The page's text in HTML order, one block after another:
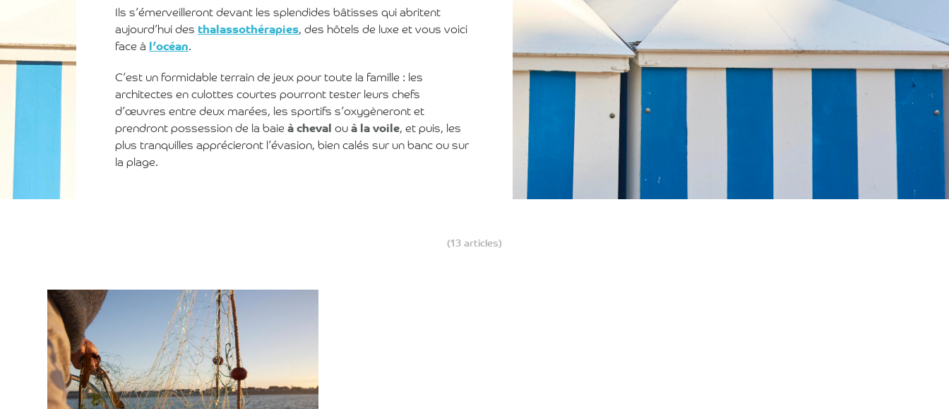
Ils s’émerveilleront devant les splendides bâtisses qui abritent
aujourd’hui desthalassothérapies, des hôtels de luxe et vous voici
face à l’océan.
C’est un formidable terrain de jeux pour toute la famille : les
architectes en culottes courtes pourront tester leurs chefs
d’œuvres entre deux marées, les sportifs s’oxygèneront et
prendront possession de la baieà chevalouà la voile, et puis, les
plus tranquilles apprécieront l’évasion, bien calés sur un banc ou sur
la plage.
(13 articles)
Voir l'article